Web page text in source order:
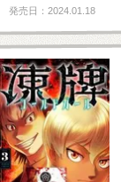
発売日：2024.01.18